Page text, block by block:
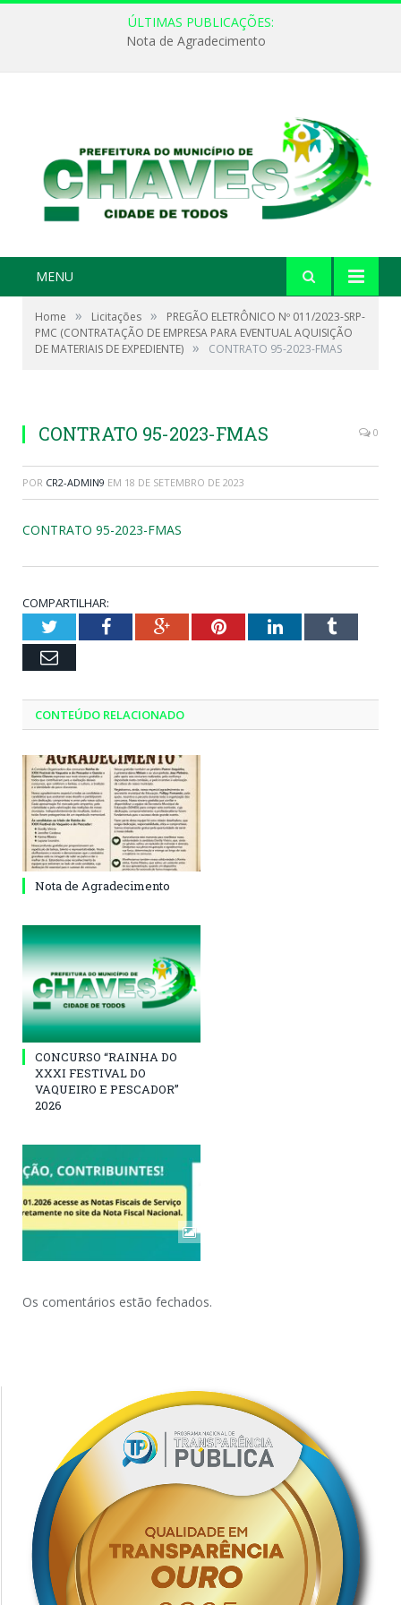
ÚLTIMAS PUBLICAÇÕES:
Nota de Agradecimento
MENU
Home » Licitações »
PREGÃO ELETRÔNICO Nº 011/2023-SRP-
PMC (CONTRATAÇÃO DE EMPRESA PARA EVENTUAL AQUISIÇÃO
DE MATERIAIS DE EXPEDIENTE) » CONTRATO 95-2023-FMAS
CONTRATO 95-2023-FMAS 0
POR CR2-ADMIN9 EM 18 DE SETEMBRO DE 2023
CONTRATO 95-2023-FMAS
COMPARTILHAR:
TwitterFacebookGoogle+PinterestLinkedInTumblr
Email
CONTEÚDO RELACIONADO
Nota de Agradecimento
CONCURSO “RAINHA DO
XXXI FESTIVAL DO
VAQUEIRO E PESCADOR”
2026
Os comentários estão fechados.